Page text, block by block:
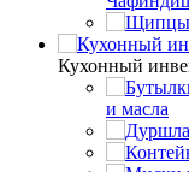
Кухонный
и масла